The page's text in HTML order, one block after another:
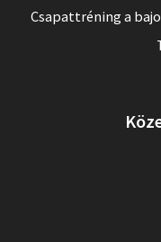
Csapattréning a